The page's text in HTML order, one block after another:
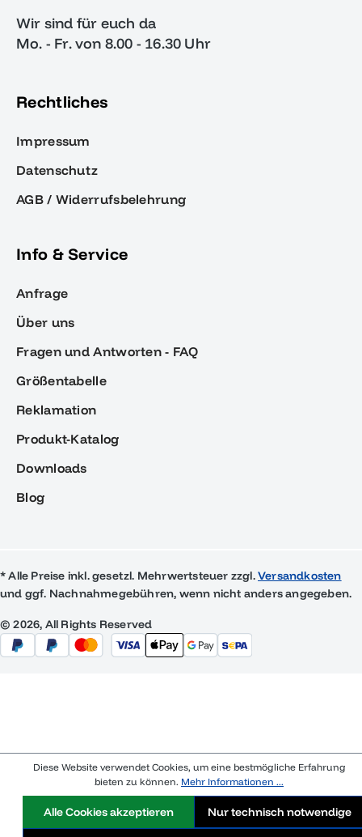
Wir sind für euch da
Mo. - Fr. von 8.00 - 16.30 Uhr
Rechtliches
Impressum
Datenschutz
AGB / Widerrufsbelehrung
Info & Service
Anfrage
Über uns
Fragen und Antworten - FAQ
Größentabelle
Reklamation
Produkt-Katalog
Downloads
Blog
* Alle Preise inkl. gesetzl. Mehrwertsteuer zzgl.Versandkosten
und ggf. Nachnahmegebühren, wenn nicht anders angegeben.
© 2026, All Rights Reserved
Diese Website verwendet Cookies, um eine bestmögliche Erfahrung
bieten zu können. Mehr Informationen ...
Nur technisch notwendige
Alle Cookies akzeptieren